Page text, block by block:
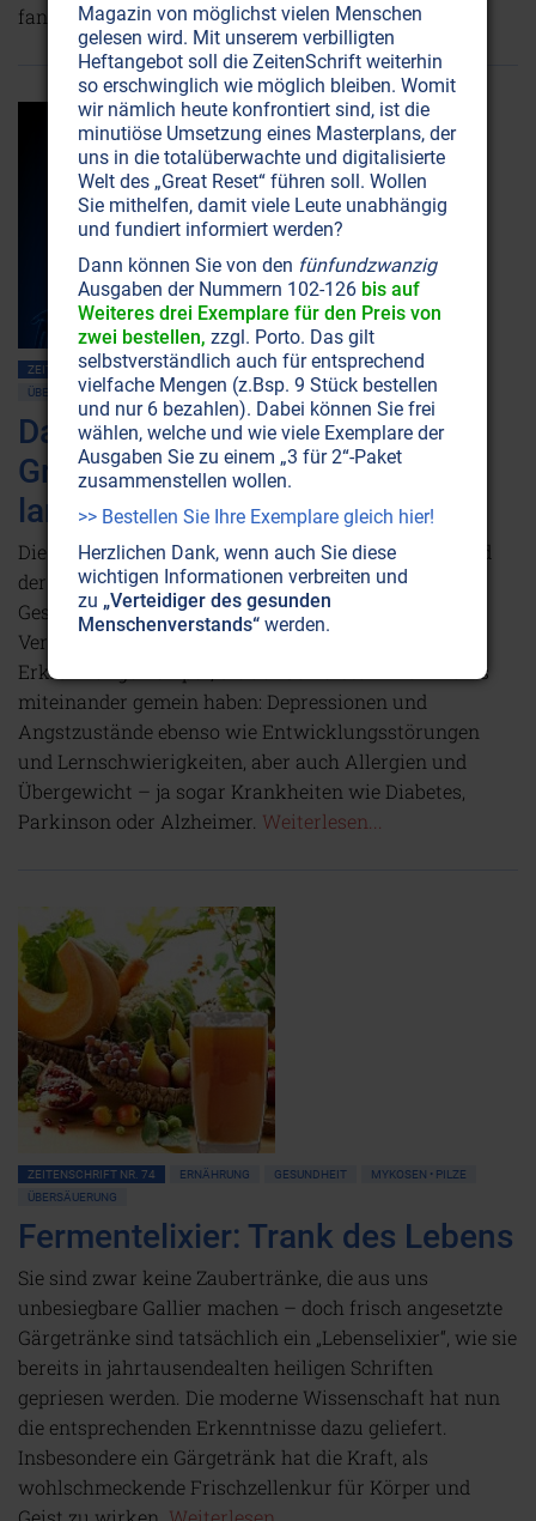
fand, bis heute massiv verfolgt.Weiterlesen...
ZEITENSCHRIFT NR. 74 ERNÄHRUNG GESUNDHEIT
MYKOSEN • PILZE
ÜBERSÄUERUNG
Darmgesundheit:
Grundvoraussetzung für ein
langes Leben
Die 300 bis 500 Quadratmeter Darmschleimhaut sind
der Nährboden, auf welchem das Pflänzlein unserer
Gesundheit gedeiht. Gerät die Ökologie in unserem
Verdauungsgarten aus dem Gleichgewicht, sprießen
Erkrankungen empor, die auf den ersten Blick nichts
miteinander gemein haben: Depressionen und
Angstzustände ebenso wie Entwicklungsstörungen
und Lernschwierigkeiten, aber auch Allergien und
Übergewicht – ja sogar Krankheiten wie Diabetes,
Parkinson oder Alzheimer. Weiterlesen...
ZEITENSCHRIFT NR. 74 ERNÄHRUNG GESUNDHEIT
MYKOSEN • PILZE
ÜBERSÄUERUNG
Fermentelixier: Trank des Lebens
Sie sind zwar keine Zaubertränke, die aus uns
unbesiegbare Gallier machen – doch frisch angesetzte
Gärgetränke sind tatsächlich ein „Lebenselixier“, wie sie
bereits in jahrtausendealten heiligen Schriften
gepriesen werden. Die moderne Wissenschaft hat nun
die entsprechenden Erkenntnisse dazu geliefert.
Insbesondere ein Gärgetränk hat die Kraft, als
wohlschmeckende Frischzellenkur für Körper und
Magazin von möglichst vielen Menschen
gelesen wird. Mit unserem verbilligten
Heftangebot soll die ZeitenSchrift weiterhin
so erschwinglich wie möglich bleiben. Womit
wir nämlich heute konfrontiert sind, ist die
minutiöse Umsetzung eines Masterplans, der
uns in die totalüberwachte und digitalisierte
Welt des „Great Reset“ führen soll. Wollen
Sie mithelfen, damit viele Leute unabhängig
und fundiert informiert werden?
Dann können Sie von den fünfundzwanzig
Ausgaben der Nummern 102-126 bis auf
Weiteres drei Exemplare für den Preis von
zwei bestellen, zzgl. Porto. Das gilt
selbstverständlich auch für entsprechend
vielfache Mengen (z.Bsp. 9 Stück bestellen
und nur 6 bezahlen). Dabei können Sie frei
wählen, welche und wie viele Exemplare der
Ausgaben Sie zu einem „3 für 2“-Paket
zusammenstellen wollen.
>> Bestellen Sie Ihre Exemplare gleich hier!
Herzlichen Dank, wenn auch Sie diese
wichtigen Informationen verbreiten und
zu „Verteidiger des gesunden
Menschenverstands“ werden.